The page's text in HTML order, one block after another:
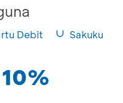
Debit Sakuku